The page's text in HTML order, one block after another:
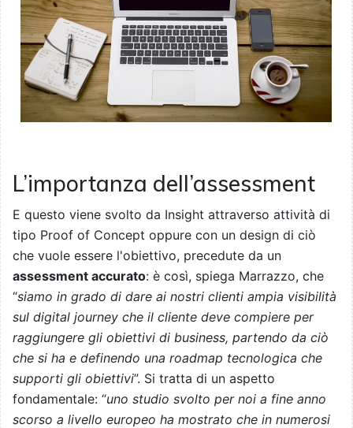
L’importanza dell’assessment
E questo viene svolto da Insight attraverso attività di
tipo Proof of Concept oppure con un design di ciò
che vuole essere l'obiettivo, precedute da un
assessment accurato: è così, spiega Marrazzo, che
“siamo in grado di dare ai nostri clienti ampia visibilità
sul digital journey che il cliente deve compiere per
raggiungere gli obiettivi di business, partendo da ciò
che si ha e definendo una roadmap tecnologica che
supporti gli obiettivi”. Si tratta di un aspetto
fondamentale: “uno studio svolto per noi a fine anno
scorso a livello europeo ha mostrato che in numerosi